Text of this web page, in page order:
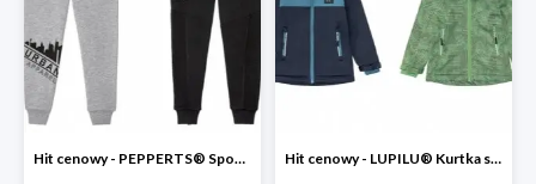
Hit cenowy - PEPPERTS® Spodnie dresowe chłopięce, 1 para Hit cenowy - LUPILU® Kurtka softshell chłopięca, 1 sztuka